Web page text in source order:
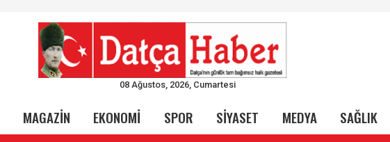
08 Ağustos, 2026, Cumartesi
MAGAZİN EKONOMİ SPOR SİYASET MEDYA SAĞLIK